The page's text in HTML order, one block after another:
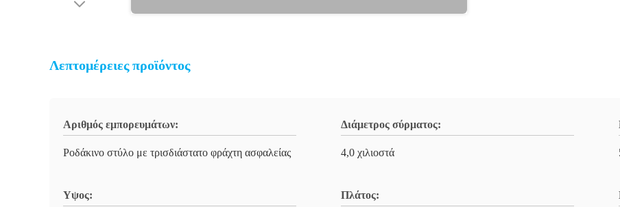
Λεπτομέρειες προϊόντος
Αριθμός εμπορευμάτων:
Ροδάκινο στύλο με τρισδιάστατο φράχτη ασφαλείας
Διάμετρος σύρματος:
4,0 χιλιοστά
Υψος: Πλάτος: